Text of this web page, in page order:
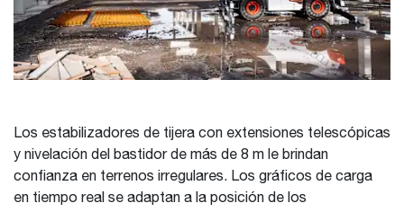
Los estabilizadores de tijera con extensiones telescópicas
y nivelación del bastidor de más de 8 m le brindan
confianza en terrenos irregulares. Los gráficos de carga
en tiempo real se adaptan a la posición de los